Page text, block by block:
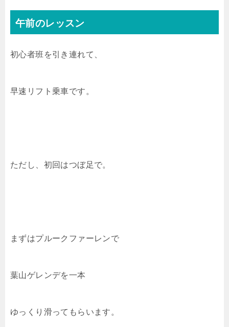
午前のレッスン
初心者班を引き連れて、
早速リフト乗車です。
ただし、初回はつぼ足で。
まずはプルークファーレンで
葉山ゲレンデを一本
ゆっくり滑ってもらいます。